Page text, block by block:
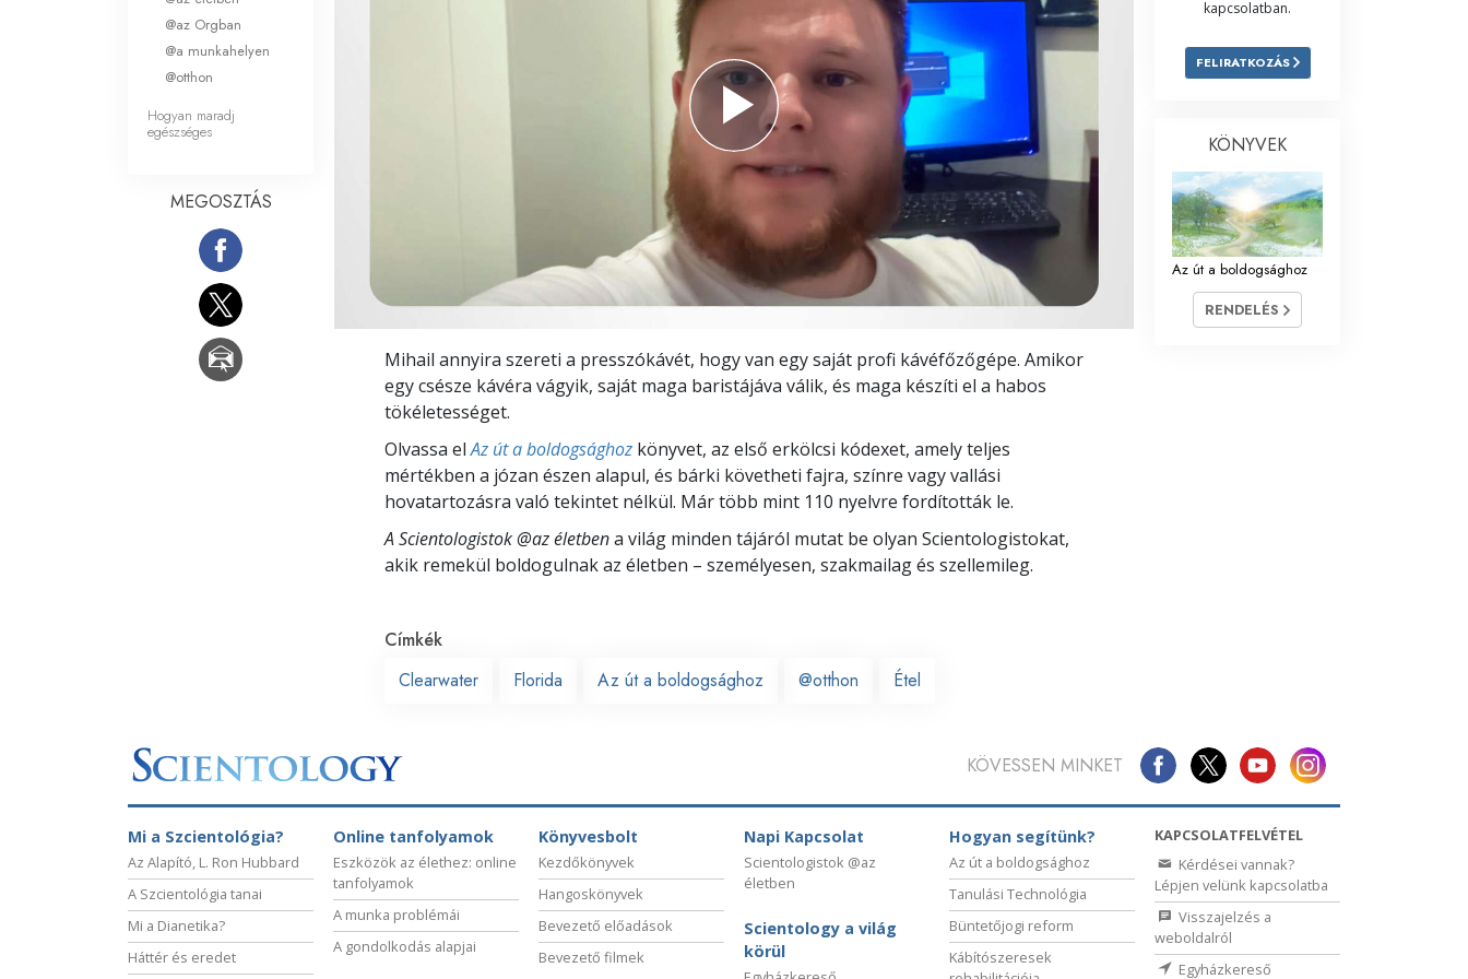
Megoldások a drogokra
Eszközök a munkahelyen
Az etika és az állapotok
Az elnyomás oka
Kivizsgálások
A szervezés alapjai
Mihail annyira szereti a presszókávét, hogy van egy saját profi kávéfőzőgépe. Amikor
egy csésze kávéra vágyik, saját maga baristájáva válik, és maga készíti el a habos
tökéletességet.
Olvassa elAz út a boldogsághoz könyvet, az első erkölcsi kódexet, amely teljes
mértékben a józan észen alapul, és bárki követheti fajra, színre vagy vallási
hovatartozásra való tekintet nélkül. Már több mint 110 nyelvre fordították le.
A Scientologistok @az életbena világ minden tájáról mutat be olyan Scientologistokat,
akik remekül boldogulnakaz életben – személyesen, szakmailag és szellemileg.
Címkék
Clearwater
Florida Az út a boldogsághoz @otthon Étel
@az Orgban
@a munkahelyen
@otthon
Hogyan maradj
egészséges
MEGOSZTÁS
kapcsolatban.
FELIRATKOZÁS
KÖNYVEK
Az út a boldogsághoz
RENDELÉS
KÖVESSEN MINKET
Mi a Szcientológia?
Az Alapító, L. Ron Hubbard
A Szcientológia tanai
Mi a Dianetika?
Háttér és eredet
Online tanfolyamok
Eszközök az élethez: online
tanfolyamok
A munka problémái
A gondolkodás alapjai
Könyvesbolt
Kezdőkönyvek
Hangoskönyvek
Bevezető előadások
Bevezető filmek
Napi Kapcsolat
Scientologistok @az
életben
Scientology a világ
körül
Hogyan segítünk?
Az út a boldogsághoz
Tanulási Technológia
Büntetőjogi reform
Kábítószeresek
KAPCSOLATFELVÉTEL
Kérdései vannak?
Lépjen velünk kapcsolatba
Visszajelzés a
weboldalról
Egyházkereső